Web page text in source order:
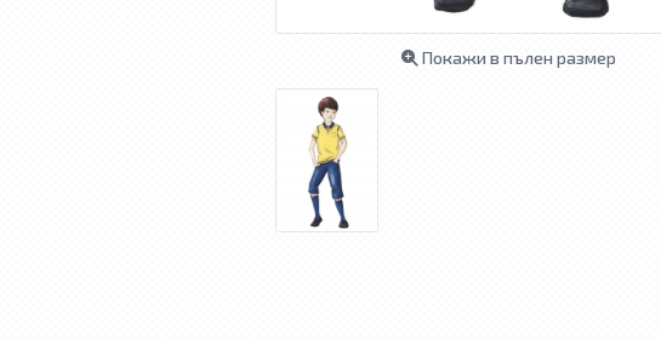
Покажи в пълен размер